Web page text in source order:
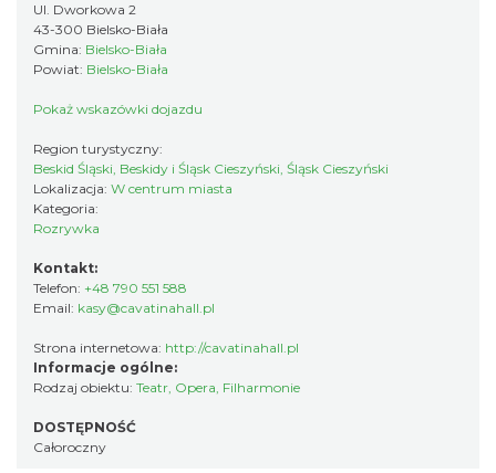
Ul. Dworkowa 2
43-300 Bielsko-Biała
Gmina: Bielsko-Biała
Powiat: Bielsko-Biała
Pokaż wskazówki dojazdu
Region turystyczny:
Beskid Śląski, Beskidy i Śląsk Cieszyński, Śląsk Cieszyński
Lokalizacja: W centrum miasta
Kategoria:
Rozrywka
Kontakt:
Telefon: +48 790 551 588
Email: kasy@cavatinahall.pl
Strona internetowa: http://cavatinahall.pl
Informacje ogólne:
Rodzaj obiektu: Teatr, Opera, Filharmonie
DOSTĘPNOŚĆ
Całoroczny